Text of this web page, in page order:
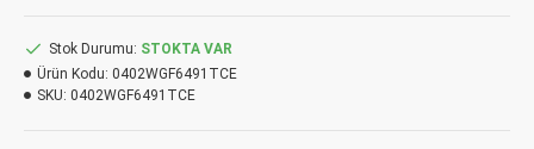
Stok Durumu: STOKTA VAR
Ürün Kodu: 0402WGF6491TCE
SKU: 0402WGF6491TCE